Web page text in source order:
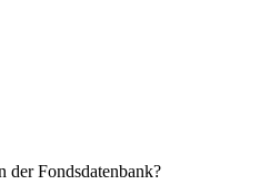
der Fondsdatenbank?